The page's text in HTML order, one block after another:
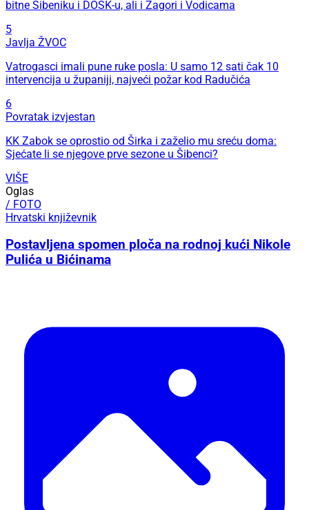
bitne Šibeniku i DOŠK-u, ali i Zagori i Vodicama
5
Javlja ŽVOC
Vatrogasci imali pune ruke posla: U samo 12 sati čak 10
intervencija u županiji, najveći požar kod Radučića
6
Povratak izvjestan
KK Zabok se oprostio od Širka i zaželio mu sreću doma:
Sjećate li se njegove prve sezone u Šibenci?
VIŠE
Oglas
/ FOTO
Hrvatski književnik
Postavljena spomen ploča na rodnoj kući Nikole
Pulića u Bićinama